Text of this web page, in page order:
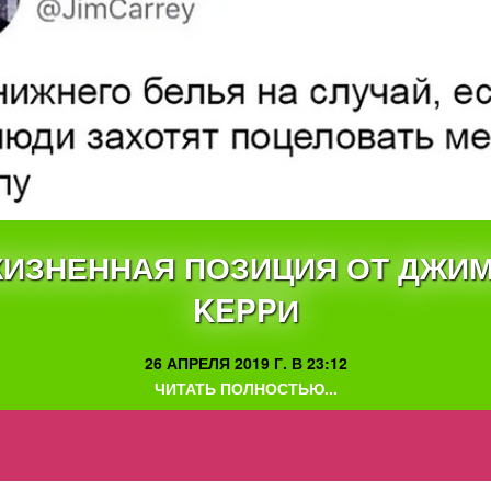
ПОЗИЦИЯ ОТ
KEPPИ
26 АПРЕЛЯ 2019 Г. В 23:12
ЧИТАТЬ ПОЛНОСТЬЮ...